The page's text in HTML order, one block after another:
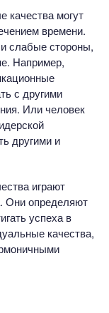
качества могут
времени.
слабые стороны,
Например,
с другими
Или человек
другими и
играют
Они определяют
успеха в
качества,